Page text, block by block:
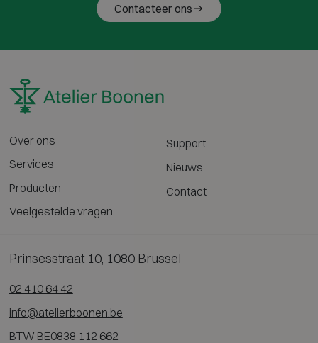
Contacteer ons
Over ons
Services
Producten
Veelgestelde vragen
Support
Nieuws
Contact
Prinsesstraat 10, 1080 Brussel
02 410 64 42
info@atelierboonen.be
BTW BE0838 112 662